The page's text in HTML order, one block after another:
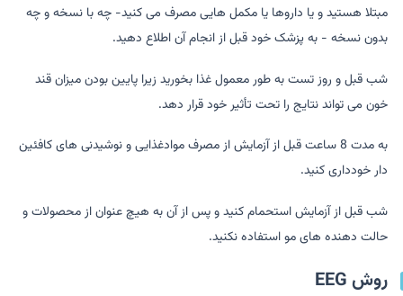
مبتلا هستید و یا داروها یا مکمل هایی مصرف می کنید- چه با نسخه و چه
بدون نسخه - به پزشک خود قبل از انجام آن اطلاع دهید.
شب قبل و روز تست به طور معمول غذا بخورید زیرا پایین بودن میزان قند
خون می تواند نتایج را تحت تأثیر خود قرار دهد.
به مدت 8 ساعت قبل از آزمایش از مصرف موادغذایی و نوشیدنی های کافئین
دار خودداری کنید.
شب قبل از آزمایش استحمام کنید و پس از آن به هیچ عنوان از محصولات و
حالت دهنده های مو استفاده نکنید.
روش EEG